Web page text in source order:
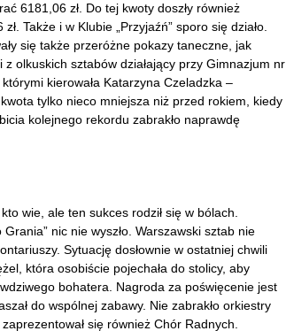
6181,06 zł. Do tej kwoty doszły również
Także i w Klubie „Przyjaźń” sporo się działo.
się także przeróżne pokazy taneczne, jak
olkuskich sztabów działający przy Gimnazjum nr
kierowała Katarzyna Czeladzka –
tylko nieco mniejsza niż przed rokiem, kiedy
kolejnego rekordu zabrakło naprawdę
wie, ale ten sukces rodził się w bólach.
nic nie wyszło. Warszawski sztab nie
Sytuację dosłownie w ostatniej chwili
która osobiście pojechała do stolicy, aby
bohatera. Nagroda za poświęcenie jest
do wspólnej zabawy. Nie zabrakło orkiestry
się również Chór Radnych.